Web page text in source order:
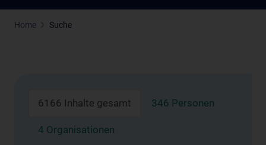
Home Suche
6166 Inhalte gesamt 346 Personen
4 Organisationen